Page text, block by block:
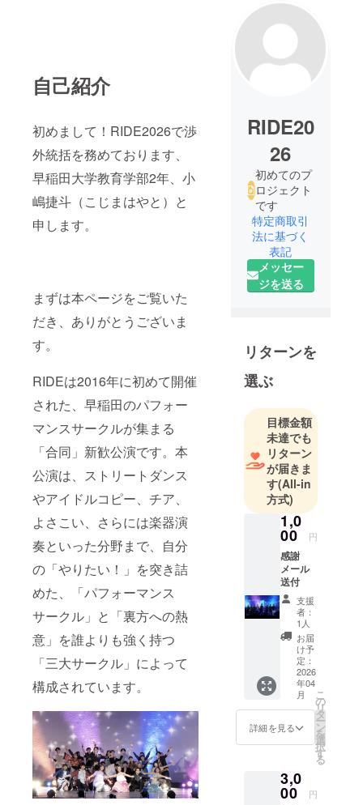
自己紹介
初めまして！RIDE2026で渉
外統括を務めております、
早稲田大学教育学部2年、小
嶋捷斗（こじまはやと）と
申します。
まずは本ページをご覧いた
だき、ありがとうございま
す。
RIDEは2016年に初めて開催
された、早稲田のパフォー
マンスサークルが集まる
「合同」新歓公演です。本
公演は、ストリートダンス
やアイドルコピー、チア、
よさこい、さらには楽器演
奏といった分野まで、自分
の「やりたい！」を突き詰
めた、「パフォーマンス
サークル」と「裏方への熱
意」を誰よりも強く持つ
「三大サークル」によって
構成されています。
RIDE20
26
初めてのプ
ロジェクト
です
特定商取引
法に基づく
表記
メッセー
ジを送る
リターンを
選ぶ
目標金額
未達でも
リターン
が届きま
す(All-in
方式)
1,0
00 円
感謝
メール
送付
支援
者：
1人
お届
け予
定：
2026
年04
月
詳細を見る
こ
の
リ
タ
ー
ン
を
選
択
す
る
3,0
00 円